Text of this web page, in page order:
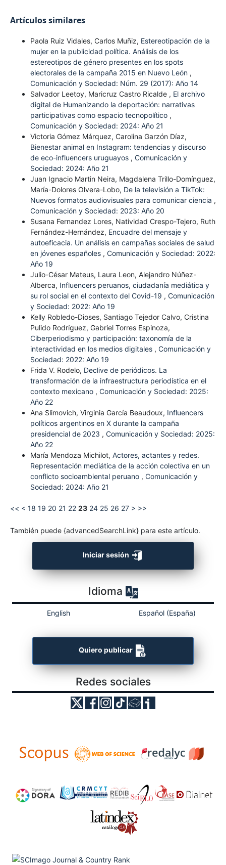
Artículos similares
Paola Ruiz Vidales, Carlos Muñiz, Estereotipación de la
mujer en la publicidad política. Análisis de los
estereotipos de género presentes en los spots
electorales de la campaña 2015 en Nuevo León ,
Comunicación y Sociedad: Núm. 29 (2017): Año 14
Salvador Leetoy, Maricruz Castro Ricalde , El archivo
digital de Humanizando la deportación: narrativas
participativas como espacio tecnopolítico ,
Comunicación y Sociedad: 2024: Año 21
Victoria Gómez Márquez, Carolina Garzón Díaz,
Bienestar animal en Instagram: tendencias y discurso
de eco-influencers uruguayos , Comunicación y
Sociedad: 2024: Año 21
Juan Ignacio Martin Neira, Magdalena Trillo-Domínguez,
María-Dolores Olvera-Lobo, De la televisión a TikTok:
Nuevos formatos audiovisuales para comunicar ciencia ,
Comunicación y Sociedad: 2023: Año 20
Susana Fernandez Lores, Natividad Crespo-Tejero, Ruth
Fernández-Hernández, Encuadre del mensaje y
autoeficacia. Un análisis en campañas sociales de salud
en jóvenes españoles , Comunicación y Sociedad: 2022:
Año 19
Julio-César Mateus, Laura Leon, Alejandro Núñez-
Alberca, Influencers peruanos, ciudadanía mediática y
su rol social en el contexto del Covid-19 , Comunicación
y Sociedad: 2022: Año 19
Kelly Robledo-Dioses, Santiago Tejedor Calvo, Cristina
Pulido Rodríguez, Gabriel Torres Espinoza,
Ciberperiodismo y participación: taxonomía de la
interactividad en los medios digitales , Comunicación y
Sociedad: 2022: Año 19
Frida V. Rodelo, Declive de periódicos. La
transformación de la infraestructura periodística en el
contexto mexicano , Comunicación y Sociedad: 2025:
Año 22
Ana Slimovich, Virginia García Beaudoux, Influencers
políticos argentinos en X durante la campaña
presidencial de 2023 , Comunicación y Sociedad: 2025:
Año 22
María Mendoza Michilot, Actores, actantes y redes.
Representación mediática de la acción colectiva en un
conflicto socioambiental peruano , Comunicación y
Sociedad: 2024: Año 21
<< < 18 19 20 21 22 23 24 25 26 27 > >>
También puede {advancedSearchLink} para este artículo.
Iniciar sesión
Idioma
English Español (España)
Quiero publicar
Redes sociales